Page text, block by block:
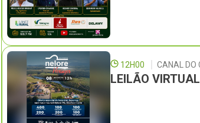
12H00 CANAL DO
LEILÃO